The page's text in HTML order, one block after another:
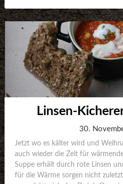
Linsen-
30.
Jetzt wo es kälter wird und
auch wieder die Zeit für
Suppe erhält durch rote Linsen
für die Wärme sorgen nicht